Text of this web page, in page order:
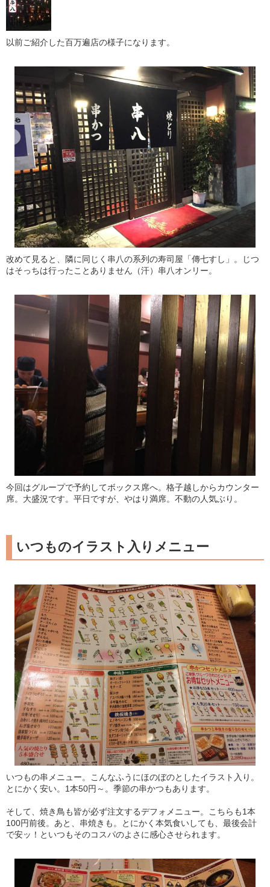
以前ご紹介した百万遍店の様子になります。
改めて見ると、隣に同じく串八の系列の寿司屋「傳七すし」。じつ
はそっちは行ったことありません（汗）串八オンリー。
今回はグループで予約してボックス席へ。格子越しからカウンター
席。大盛況です。平日ですが、やはり満席。不動の人気ぶり。
いつものイラスト入りメニュー
いつもの串メニュー。こんなふうにほのぼのとしたイラスト入り。
とにかく安い。1本50円～。季節の串かつもあります。
そして、焼き鳥も皆が必ず注文するデフォメニュー。こちらも1本
100円前後。あと、串焼きも。とにかく本気食いしても、最後会計
で安ッ！といつもそのコスパのよさに感心させられます。